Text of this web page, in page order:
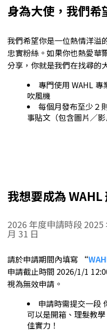
身為大使，我們
我們希望你是一位熱情洋溢
忠實粉絲。如果你也熱愛華
分享，你就是我們在找尋的
專門使用 WAHL 專
吹風機
每個月發布至少２
事貼文（包含圖片／影
我想要成為 WAHL
2026 年度申請時段
月 31 日
請於申請期間內填寫 “
申請截止時間 2026/1/1
視為無效申請。
申請時需提交一段
可以是開箱、理髮教
佳實力！